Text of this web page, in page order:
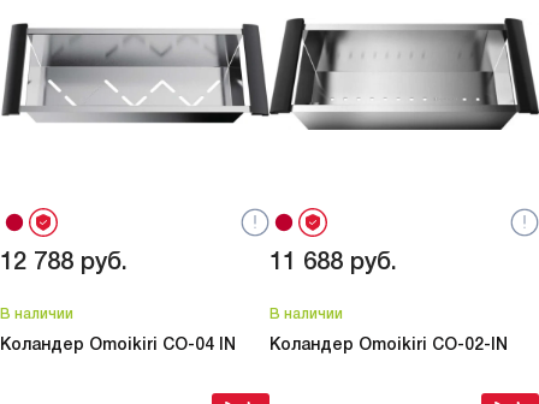
12 788 руб.
В наличии
Коландер Omoikiri CO-04 IN
11 688 руб.
В наличии
Коландер Omoikiri CO-02-IN